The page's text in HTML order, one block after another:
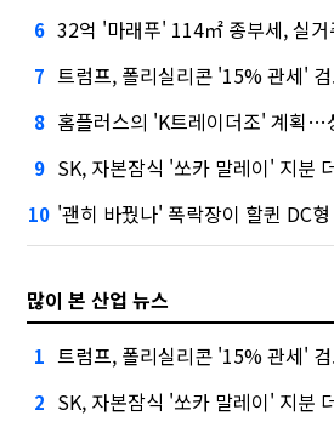
6 32억 '마래푸' 114㎡ 종부세, 실거주
7 트럼프, 폴리실리콘 '15% 관세' 검토…
8 홈플러스의 'K트레이더조' 계획…
9 SK, 자본잠식 '쏘카 말레이' 지분
10 '괜히 바꿨나' 폭락장이 할퀸 DC형 퇴
많이 본 산업 뉴스
1 트럼프, 폴리실리콘 '15% 관세' 검토…
2 SK, 자본잠식 '쏘카 말레이' 지분